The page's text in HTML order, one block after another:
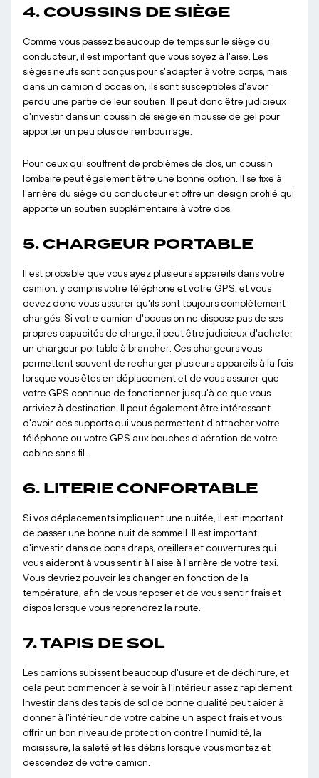
4. COUSSINS DE SIÈGE
Comme vous passez beaucoup de temps sur le siège du
conducteur, il est important que vous soyez à l'aise. Les
sièges neufs sont conçus pour s'adapter à votre corps, mais
dans un camion d'occasion, ils sont susceptibles d'avoir
perdu une partie de leur soutien. Il peut donc être judicieux
d'investir dans un coussin de siège en mousse de gel pour
apporter un peu plus de rembourrage.
Pour ceux qui souffrent de problèmes de dos, un coussin
lombaire peut également être une bonne option. Il se fixe à
l'arrière du siège du conducteur et offre un design profilé qui
apporte un soutien supplémentaire à votre dos.
5. CHARGEUR PORTABLE
Il est probable que vous ayez plusieurs appareils dans votre
camion, y compris votre téléphone et votre GPS, et vous
devez donc vous assurer qu'ils sont toujours complètement
chargés. Si votre camion d'occasion ne dispose pas de ses
propres capacités de charge, il peut être judicieux d'acheter
un chargeur portable à brancher. Ces chargeurs vous
permettent souvent de recharger plusieurs appareils à la fois
lorsque vous êtes en déplacement et de vous assurer que
votre GPS continue de fonctionner jusqu'à ce que vous
arriviez à destination. Il peut également être intéressant
d'avoir des supports qui vous permettent d'attacher votre
téléphone ou votre GPS aux bouches d'aération de votre
cabine sans fil.
6. LITERIE CONFORTABLE
Si vos déplacements impliquent une nuitée, il est important
de passer une bonne nuit de sommeil. Il est important
d'investir dans de bons draps, oreillers et couvertures qui
vous aideront à vous sentir à l'aise à l'arrière de votre taxi.
Vous devriez pouvoir les changer en fonction de la
température, afin de vous reposer et de vous sentir frais et
dispos lorsque vous reprendrez la route.
7. TAPIS DE SOL
Les camions subissent beaucoup d'usure et de déchirure, et
cela peut commencer à se voir à l'intérieur assez rapidement.
Investir dans des tapis de sol de bonne qualité peut aider à
donner à l'intérieur de votre cabine un aspect frais et vous
offrir un bon niveau de protection contre l'humidité, la
moisissure, la saleté et les débris lorsque vous montez et
descendez de votre camion.